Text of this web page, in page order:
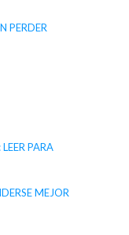
PERDER
PARA
MEJOR